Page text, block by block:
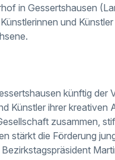
in Gessertshausen
und
künftig der
Künstler ihrer kreativen
zusammen,
stärkt die Förderung